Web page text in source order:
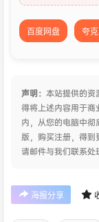
百度网盘 夸
声明： 本站提供的资
得将上述内容用于
内，从您的电脑中
版，购买注册，得
请邮件与我们联系处
海报分享